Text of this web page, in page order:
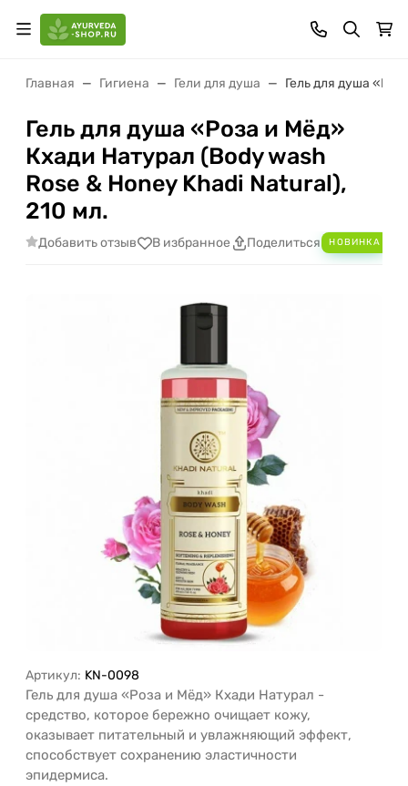
Главная Гигиена Гели для душа Гель для душа
Гель для душа «Роза и Мёд»
Кхади Натурал (Body wash
Rose & Honey Khadi Natural),
210 мл.
Добавить отзыв В избранное Поделиться НОВИНКА
Артикул: KN-0098
Гель для душа «Роза и Мёд» Кхади Натурал -
средство, которое бережно очищает кожу,
оказывает питательный и увлажняющий эффект,
способствует сохранению эластичности
эпидермиса.